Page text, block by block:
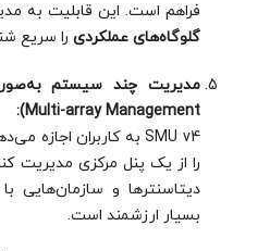
فراهم است. این قابلیت به
گلوگاه‌های عملکردی را سریع
Multi-array Management):
را از یک پنل مرکزی مدیریت
دیتاسنترها و سازمان‌هایی
بسیار ارزشمند است.